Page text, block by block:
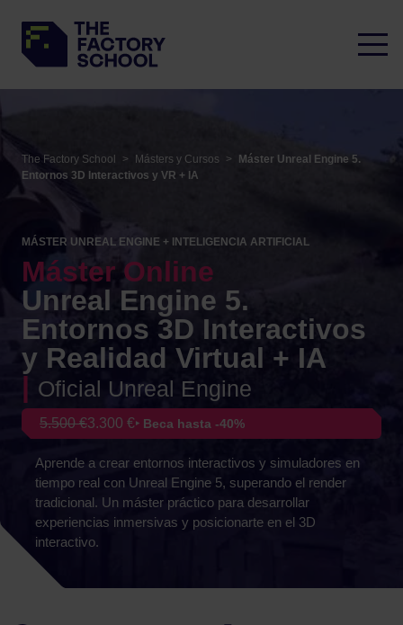
The Factory School > Másters y Cursos >
Máster Unreal Engine 5.
Entornos 3D Interactivos y VR + IA
MÁSTER UNREAL ENGINE + INTELIGENCIA ARTIFICIAL
Máster Online
Unreal Engine 5.
Entornos 3D Interactivos
y Realidad Virtual + IA
| Oficial Unreal Engine
5.500 €3.300 €‣ Beca hasta -40%
Aprende a crear entornos interactivos y simuladores en
tiempo real con Unreal Engine 5, superando el render
tradicional. Un máster práctico para desarrollar
experiencias inmersivas y posicionarte en el 3D
interactivo.